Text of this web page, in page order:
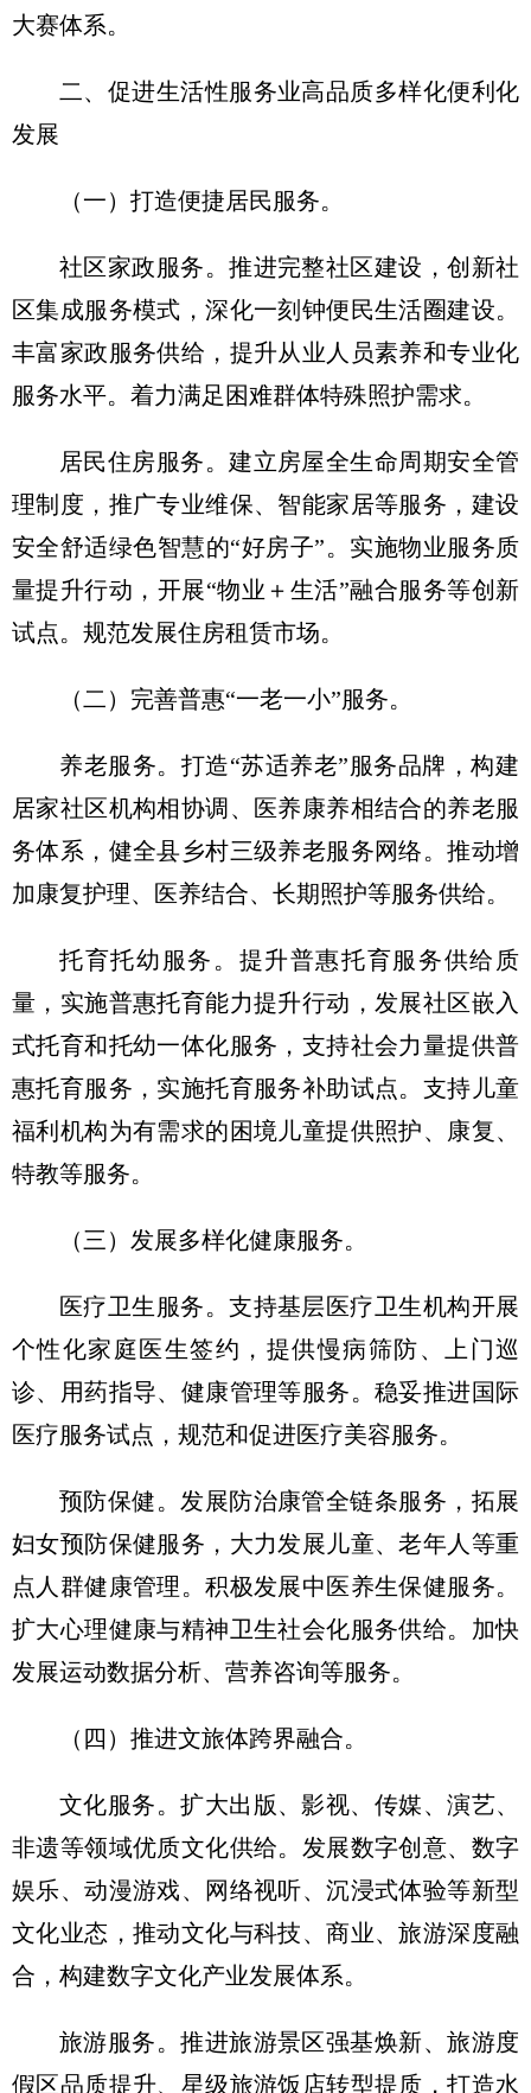
大赛体系。
二、促进生活性服务业高品质多样化便利化
发展
（一）打造便捷居民服务。
社区家政服务。推进完整社区建设，创新社
区集成服务模式，深化一刻钟便民生活圈建设。
丰富家政服务供给，提升从业人员素养和专业化
服务水平。着力满足困难群体特殊照护需求。
居民住房服务。建立房屋全生命周期安全管
理制度，推广专业维保、智能家居等服务，建设
安全舒适绿色智慧的“好房子”。实施物业服务质
量提升行动，开展“物业＋生活”融合服务等创新
试点。规范发展住房租赁市场。
（二）完善普惠“一老一小”服务。
养老服务。打造“苏适养老”服务品牌，构建
居家社区机构相协调、医养康养相结合的养老服
务体系，健全县乡村三级养老服务网络。推动增
加康复护理、医养结合、长期照护等服务供给。
托育托幼服务。提升普惠托育服务供给质
量，实施普惠托育能力提升行动，发展社区嵌入
式托育和托幼一体化服务，支持社会力量提供普
惠托育服务，实施托育服务补助试点。支持儿童
福利机构为有需求的困境儿童提供照护、康复、
特教等服务。
（三）发展多样化健康服务。
医疗卫生服务。支持基层医疗卫生机构开展
个性化家庭医生签约，提供慢病筛防、上门巡
诊、用药指导、健康管理等服务。稳妥推进国际
医疗服务试点，规范和促进医疗美容服务。
预防保健。发展防治康管全链条服务，拓展
妇女预防保健服务，大力发展儿童、老年人等重
点人群健康管理。积极发展中医养生保健服务。
扩大心理健康与精神卫生社会化服务供给。加快
发展运动数据分析、营养咨询等服务。
（四）推进文旅体跨界融合。
文化服务。扩大出版、影视、传媒、演艺、
非遗等领域优质文化供给。发展数字创意、数字
娱乐、动漫游戏、网络视听、沉浸式体验等新型
文化业态，推动文化与科技、商业、旅游深度融
合，构建数字文化产业发展体系。
旅游服务。推进旅游景区强基焕新、旅游度
假区品质提升、星级旅游饭店转型提质，打造水